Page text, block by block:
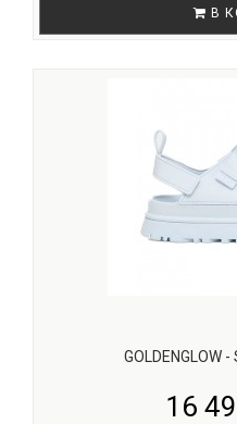
В
GOLDENGLOW
16